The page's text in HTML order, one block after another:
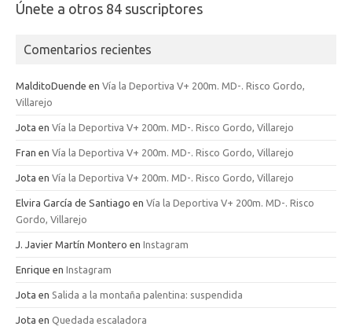
Únete a otros 84 suscriptores
Comentarios recientes
MalditoDuende en Vía la Deportiva V+ 200m. MD-. Risco Gordo,
Villarejo
Jota en Vía la Deportiva V+ 200m. MD-. Risco Gordo, Villarejo
Fran en Vía la Deportiva V+ 200m. MD-. Risco Gordo, Villarejo
Jota en Vía la Deportiva V+ 200m. MD-. Risco Gordo, Villarejo
Elvira García de Santiago en Vía la Deportiva V+ 200m. MD-. Risco
Gordo, Villarejo
J. Javier Martín Montero en Instagram
Enrique en Instagram
Jota en Salida a la montaña palentina: suspendida
Jota en Quedada escaladora